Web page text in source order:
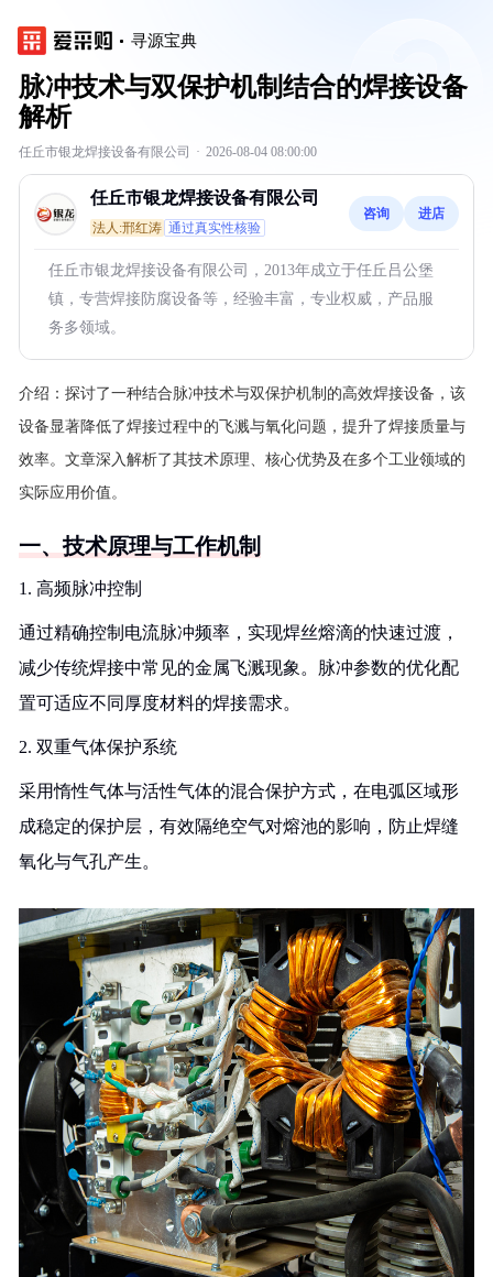
寻源宝典
脉冲技术与双保护机制结合的焊接设备
解析
任丘市银龙焊接设备有限公司 · 2026-08-04 08:00:00
任丘市银龙焊接设备有限公司
法人:邢红涛 通过真实性核验
咨询 进店
任丘市银龙焊接设备有限公司，2013年成立于任丘吕公堡
镇，专营焊接防腐设备等，经验丰富，专业权威，产品服
务多领域。
介绍： 探讨了一种结合脉冲技术与双保护机制的高效焊接设备，该
设备显著降低了焊接过程中的飞溅与氧化问题，提升了焊接质量与
效率。文章深入解析了其技术原理、核心优势及在多个工业领域的
实际应用价值。
一、技术原理与工作机制
1. 高频脉冲控制
通过精确控制电流脉冲频率，实现焊丝熔滴的快速过渡，
减少传统焊接中常见的金属飞溅现象。脉冲参数的优化配
置可适应不同厚度材料的焊接需求。
2. 双重气体保护系统
采用惰性气体与活性气体的混合保护方式，在电弧区域形
成稳定的保护层，有效隔绝空气对熔池的影响，防止焊缝
氧化与气孔产生。